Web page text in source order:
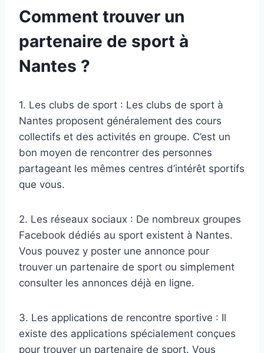
Comment trouver un
partenaire de sport à
Nantes ?
1. Les clubs de sport : Les clubs de sport à
Nantes proposent généralement des cours
collectifs et des activités en groupe. C’est un
bon moyen de rencontrer des personnes
partageant les mêmes centres d’intérêt sportifs
que vous.
2. Les réseaux sociaux : De nombreux groupes
Facebook dédiés au sport existent à Nantes.
Vous pouvez y poster une annonce pour
trouver un partenaire de sport ou simplement
consulter les annonces déjà en ligne.
3. Les applications de rencontre sportive : Il
existe des applications spécialement conçues
pour trouver un partenaire de sport. Vous